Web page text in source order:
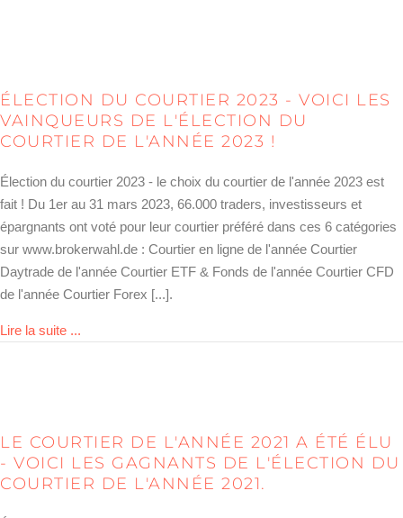
ÉLECTION DU COURTIER 2023 - VOICI LES
VAINQUEURS DE L'ÉLECTION DU
COURTIER DE L'ANNÉE 2023 !
Élection du courtier 2023 - le choix du courtier de l'année 2023 est
fait ! Du 1er au 31 mars 2023, 66.000 traders, investisseurs et
épargnants ont voté pour leur courtier préféré dans ces 6 catégories
sur www.brokerwahl.de : Courtier en ligne de l'année Courtier
Daytrade de l'année Courtier ETF & Fonds de l'année Courtier CFD
de l'année Courtier Forex [...].
Lire la suite ...
LE COURTIER DE L'ANNÉE 2021 A ÉTÉ ÉLU
- VOICI LES GAGNANTS DE L'ÉLECTION DU
COURTIER DE L'ANNÉE 2021.